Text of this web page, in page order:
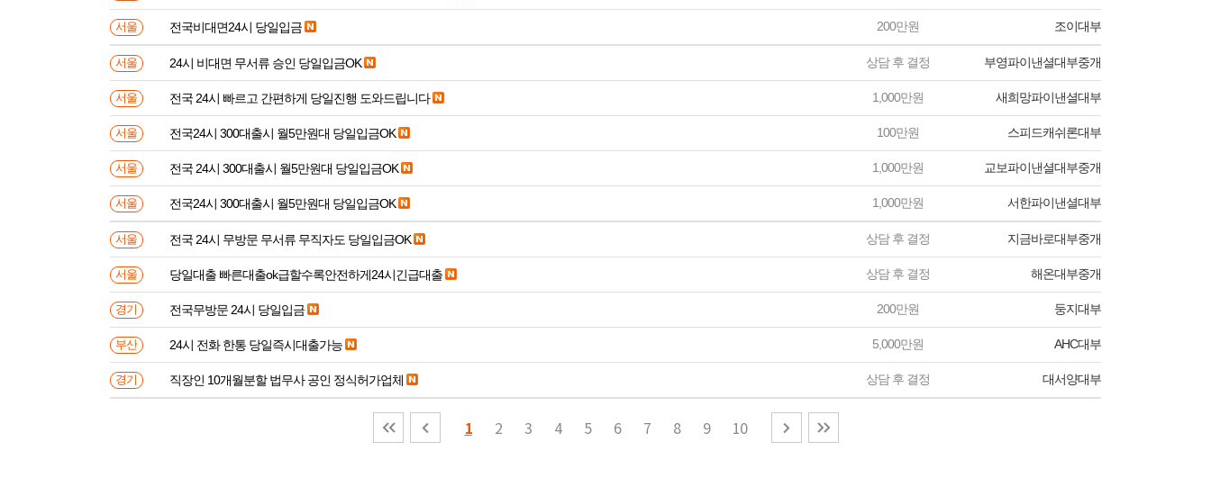
서울 전국비대면24시 당일입금 200만원 조이대부
서울 24시 비대면 무서류 승인 당일입금OK 상담 후 결정 부영파이낸셜대부중개
서울 전국 24시 빠르고 간편하게 당일진행 도와드립니다 1,000만원 새희망파이낸셜대부
서울 전국24시 300대출시 월5만원대 당일입금OK 100만원 스피드캐쉬론대부
서울 전국 24시 300대출시 월5만원대 당일입금OK 1,000만원 교보파이낸셜대부중개
서울 전국24시 300대출시 월5만원대 당일입금OK 1,000만원 서한파이낸셜대부
서울 전국 24시 무방문 무서류 무직자도 당일입금OK 상담 후 결정 지금바로대부중개
서울 당일대출 빠른대출ok급할수록안전하게24시긴급대출 상담 후 결정 해온대부중개
경기 전국무방문 24시 당일입금 200만원 둥지대부
부산 24시 전화 한통 당일즉시대출가능 5,000만원 AHC대부
경기 직장인 10개월분할 법무사 공인 정식허가업체 상담 후 결정 대서양대부
1 2 3 4 5 6 7 8 9 10